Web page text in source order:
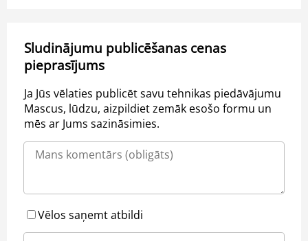
Sludinājumu publicēšanas cenas
pieprasījums
Ja Jūs vēlaties publicēt savu tehnikas piedāvājumu
Mascus, lūdzu, aizpildiet zemāk esošo formu un
mēs ar Jums sazināsimies.
Vēlos saņemt atbildi